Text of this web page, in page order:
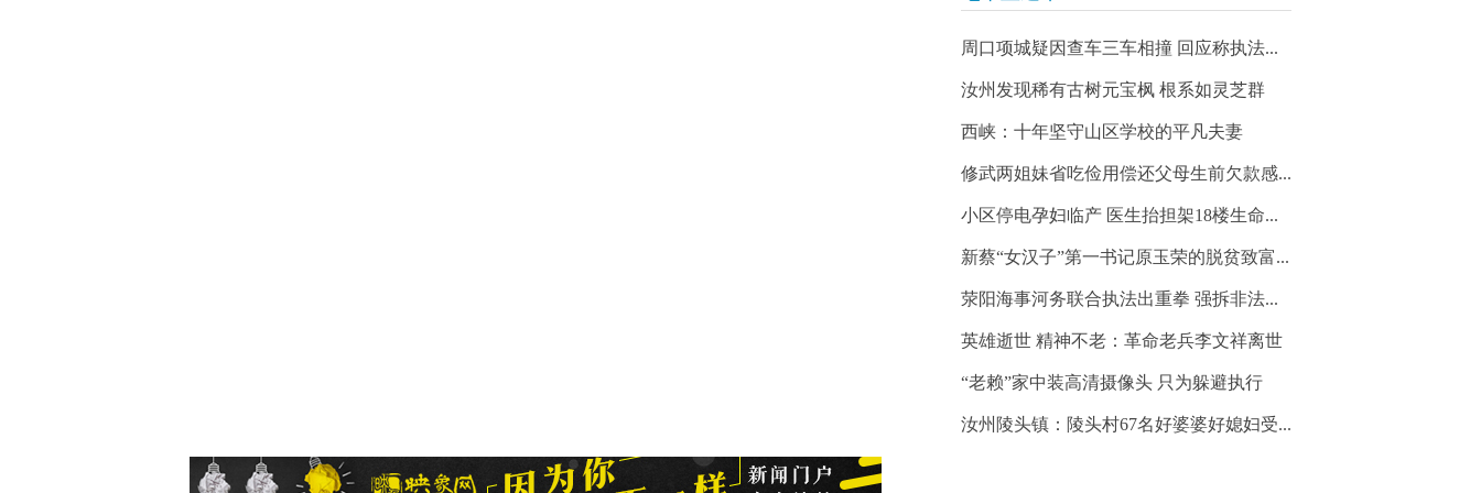
周口项城疑因查车三车相撞 回应称执法...
汝州发现稀有古树元宝枫 根系如灵芝群
西峡：十年坚守山区学校的平凡夫妻
修武两姐妹省吃俭用偿还父母生前欠款感...
小区停电孕妇临产 医生抬担架18楼生命...
新蔡“女汉子”第一书记原玉荣的脱贫致富...
荥阳海事河务联合执法出重拳 强拆非法...
英雄逝世 精神不老：革命老兵李文祥离世
“老赖”家中装高清摄像头 只为躲避执行
汝州陵头镇：陵头村67名好婆婆好媳妇受...